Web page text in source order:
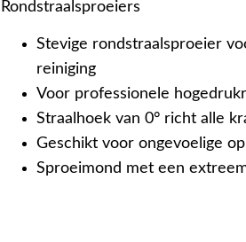
Rondstraalsproeiers
Stevige rondstraalsproeier
reiniging
Voor professionele
Straalhoek van 0° richt alle
Geschikt voor ongevoelige
Sproeimond met een